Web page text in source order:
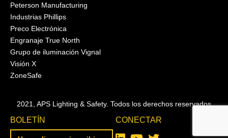
Peterson Manufacturing
Industrias Phillips
Preco Electrónica
Engranaje True North
Grupo de iluminación Vignal
Visión X
ZoneSafe
2021, APS Lighting & Safety. Todos los derechos reservados
BOLETÍN CONECTAR